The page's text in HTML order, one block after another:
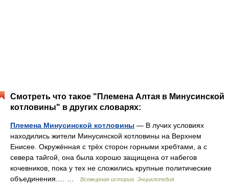
Смотреть что такое "Племена Алтая в Минусинской
котловины" в других словарях:
Племена Минусинской котловины — В лучих условиях
находились жители Минусинской котловины на Верхнем
Енисее. Окружённая с трёх сторон горными хребтами, а с
севера тайгой, она была хорошо защищена от набегов
кочевников, пока у тех не сложились крупные политические
объединения.… …
Всемирная история. Энциклопедия